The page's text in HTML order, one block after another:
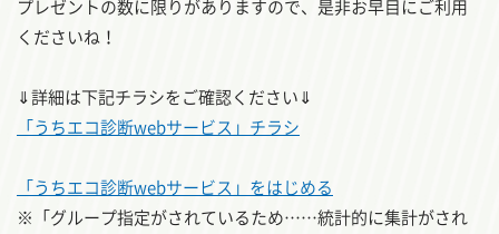
プレゼントの数に限りがありますので、是非お早目にご利用
くださいね！
⇓詳細は下記チラシをご確認ください⇓
「うちエコ診断webサービス」チラシ
「うちエコ診断webサービス」をはじめる
※「グループ指定がされているため……統計的に集計がされ